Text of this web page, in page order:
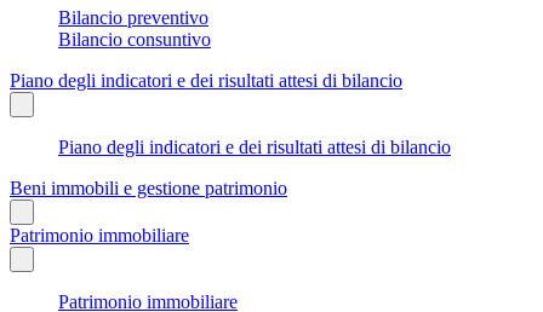
Bilancio preventivo
Bilancio consuntivo
Piano degli indicatori e dei risultati attesi di bilancio
Piano degli indicatori e dei risultati attesi di bilancio
Beni immobili e gestione patrimonio
Patrimonio immobiliare
Patrimonio immobiliare